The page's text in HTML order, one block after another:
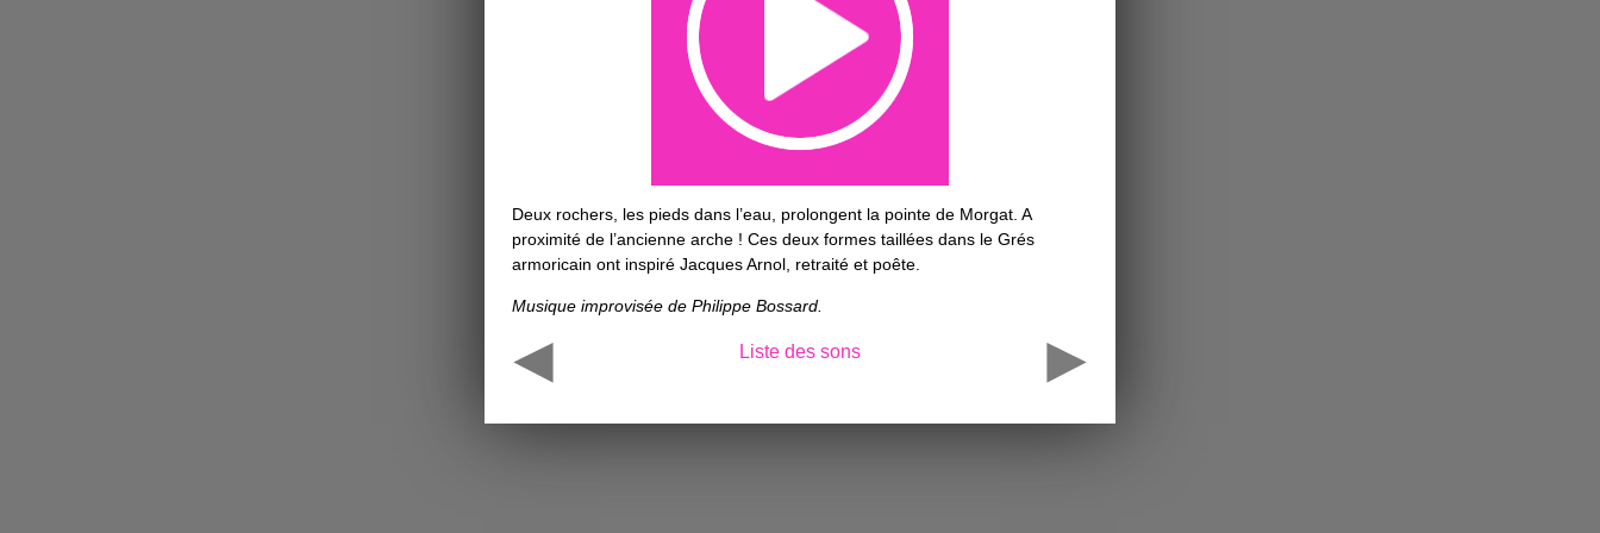
Deux rochers, les pieds dans l’eau, prolongent la pointe de Morgat. A
proximité de l’ancienne arche ! Ces deux formes taillées dans le Grés
armoricain ont inspiré Jacques Arnol, retraité et poête.
Musique improvisée de Philippe Bossard.
Liste des sons